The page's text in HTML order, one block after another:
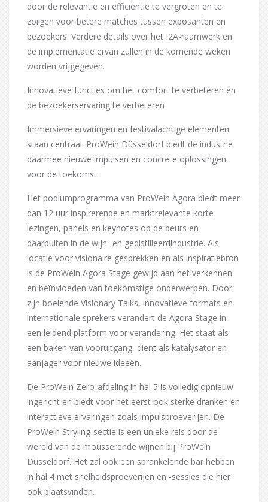
door de relevantie en efficiëntie te vergroten en te
zorgen voor betere matches tussen exposanten en
bezoekers. Verdere details over het I2A-raamwerk en
de implementatie ervan zullen in de komende weken
worden vrijgegeven.
Innovatieve functies om het comfort te verbeteren en
de bezoekerservaring te verbeteren
Immersieve ervaringen en festivalachtige elementen
staan centraal. ProWein Düsseldorf biedt de industrie
daarmee nieuwe impulsen en concrete oplossingen
voor de toekomst:
Het podiumprogramma van ProWein Agora biedt meer
dan 12 uur inspirerende en marktrelevante korte
lezingen, panels en keynotes op de beurs en
daarbuiten in de wijn- en gedistilleerdindustrie. Als
locatie voor visionaire gesprekken en als inspiratiebron
is de ProWein Agora Stage gewijd aan het verkennen
en beïnvloeden van toekomstige onderwerpen. Door
zijn boeiende Visionary Talks, innovatieve formats en
internationale sprekers verandert de Agora Stage in
een leidend platform voor verandering. Het staat als
een baken van vooruitgang, dient als katalysator en
aanjager voor nieuwe ideeën.
De ProWein Zero-afdeling in hal 5 is volledig opnieuw
ingericht en biedt voor het eerst ook sterke dranken en
interactieve ervaringen zoals impulsproeverijen. De
ProWein Stryling-sectie is een unieke reis door de
wereld van de mousserende wijnen bij ProWein
Düsseldorf. Het zal ook een sprankelende bar hebben
in hal 4 met snelheidsproeverijen en -sessies die hier
ook plaatsvinden.